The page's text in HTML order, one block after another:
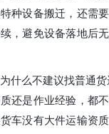
种设备搬迁，还需
，避免设备落地后
什么不建议找普通
还是作业经验，都
车没有大件运输资